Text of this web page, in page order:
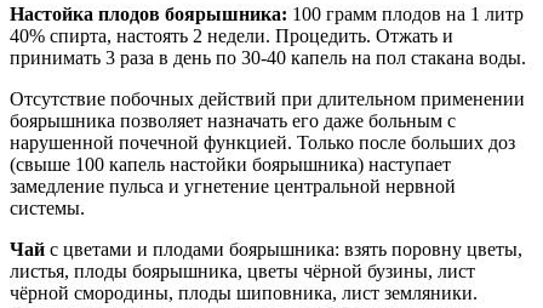
Настойка плодов боярышника: 100 грамм плодов на 1 литр
40% спирта, настоять 2 недели. Процедить. Отжать и
принимать 3 раза в день по 30-40 капель на пол стакана воды.
Отсутствие побочных действий при длительном применении
боярышника позволяет назначать его даже больным с
нарушенной почечной функцией. Только после больших доз
(свыше 100 капель настойки боярышника) наступает
замедление пульса и угнетение центральной нервной
системы.
Чай с цветами и плодами боярышника: взять поровну цветы,
листья, плоды боярышника, цветы чёрной бузины, лист
чёрной смородины, плоды шиповника, лист земляники.